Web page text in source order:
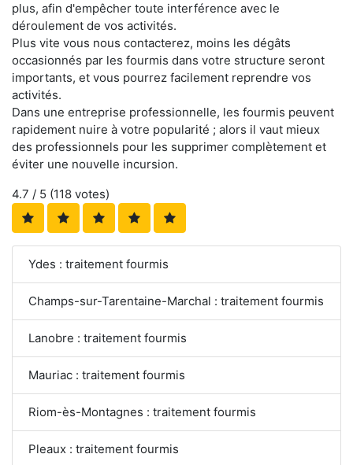
plus, afin d'empêcher toute interférence avec le
déroulement de vos activités.
Plus vite vous nous contacterez, moins les dégâts
occasionnés par les fourmis dans votre structure seront
importants, et vous pourrez facilement reprendre vos
activités.
Dans une entreprise professionnelle, les fourmis peuvent
rapidement nuire à votre popularité ; alors il vaut mieux
des professionnels pour les supprimer complètement et
éviter une nouvelle incursion.
4.7 / 5 (118 votes)
Ydes : traitement fourmis
Champs-sur-Tarentaine-Marchal : traitement fourmis
Lanobre : traitement fourmis
Mauriac : traitement fourmis
Riom-ès-Montagnes : traitement fourmis
Pleaux : traitement fourmis